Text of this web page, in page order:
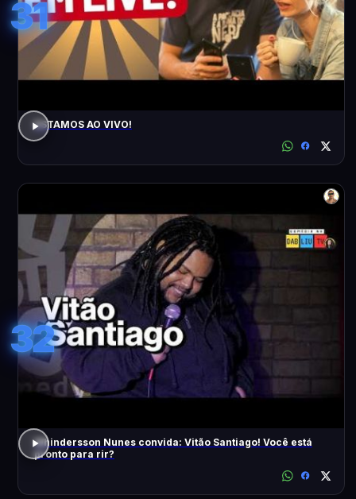
31
ESTAMOS AO VIVO!
32
Whindersson Nunes convida: Vitão Santiago! Você está
pronto para rir?